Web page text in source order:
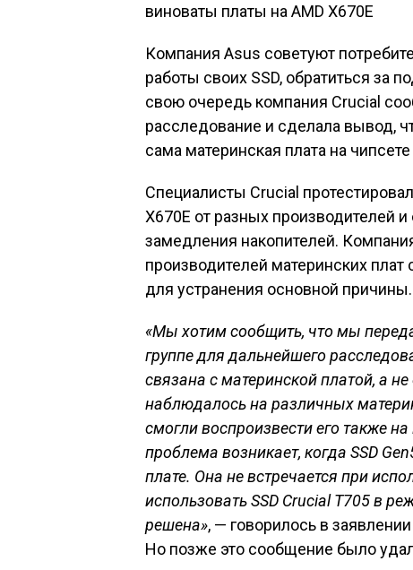
Компания Asus советуют
работы своих SSD, обратиться за
свою очередь компания Crucial
расследование и сделала вывод,
сама материнская плата на чипсете
Специалисты Crucial
X670E от разных производителей
замедления накопителей.
производителей материнских
для устранения основной причины.
«Мы хотим сообщить, что мы
группе для дальнейшего
связана с материнской платой, а
наблюдалось на различных
смогли воспроизвести его также
проблема возникает, когда SSD
плате. Она не встречается при
использовать SSD Crucial T705 в
решена», — говорилось в
Но позже это сообщение было